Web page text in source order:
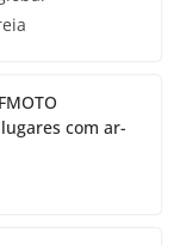
com ar-